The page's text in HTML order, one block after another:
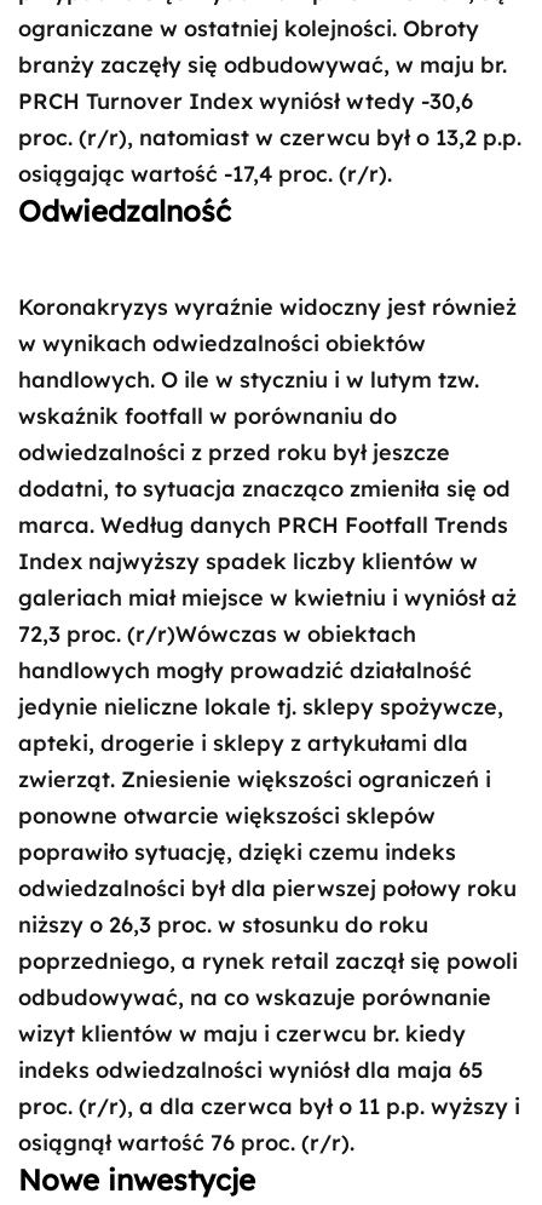
ograniczane w ostatniej kolejności. Obroty
branży zaczęły się odbudowywać, w maju br.
PRCH Turnover Index wyniósł wtedy -30,6
proc. (r/r), natomiast w czerwcu był o 13,2 p.p.
osiągając wartość -17,4 proc. (r/r).
Odwiedzalność
Koronakryzys wyraźnie widoczny jest również
w wynikach odwiedzalności obiektów
handlowych. O ile w styczniu i w lutym tzw.
wskaźnik footfall w porównaniu do
odwiedzalności z przed roku był jeszcze
dodatni, to sytuacja znacząco zmieniła się od
marca. Według danych PRCH Footfall Trends
Index najwyższy spadek liczby klientów w
galeriach miał miejsce w kwietniu i wyniósł aż
72,3 proc. (r/r)Wówczas w obiektach
handlowych mogły prowadzić działalność
jedynie nieliczne lokale tj. sklepy spożywcze,
apteki, drogerie i sklepy z artykułami dla
zwierząt. Zniesienie większości ograniczeń i
ponowne otwarcie większości sklepów
poprawiło sytuację, dzięki czemu indeks
odwiedzalności był dla pierwszej połowy roku
niższy o 26,3 proc. w stosunku do roku
poprzedniego, a rynek retail zaczął się powoli
odbudowywać, na co wskazuje porównanie
wizyt klientów w maju i czerwcu br. kiedy
indeks odwiedzalności wyniósł dla maja 65
proc. (r/r), a dla czerwca był o 11 p.p. wyższy i
osiągnął wartość 76 proc. (r/r).
Nowe inwestycje